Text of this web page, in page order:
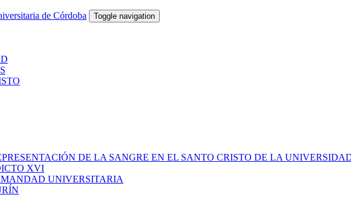
de Córdoba Toggle navigation
DE LA SANGRE EN EL SANTO CRISTO DE LA
XVI
UNIVERSITARIA